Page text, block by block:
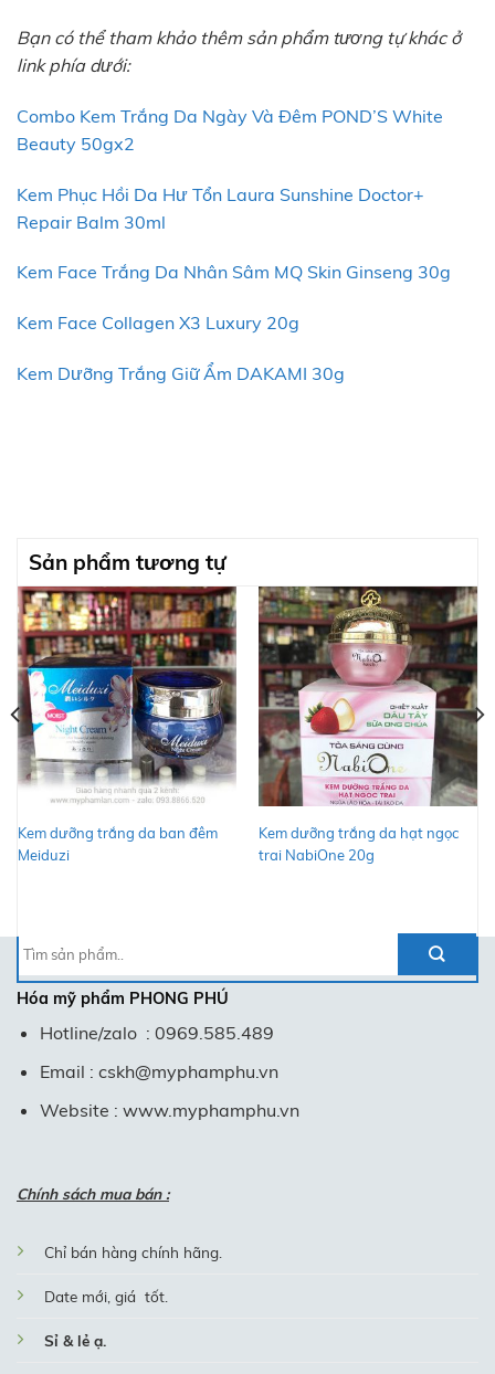
Bạn có thể tham khảo thêm sản phẩm tương tự khác ở
link phía dưới:
Combo Kem Trắng Da Ngày Và Đêm POND’S White
Beauty 50gx2
Kem Phục Hồi Da Hư Tổn Laura Sunshine Doctor+
Repair Balm 30ml
Kem Face Trắng Da Nhân Sâm MQ Skin Ginseng 30g
Kem Face Collagen X3 Luxury 20g
Kem Dưỡng Trắng Giữ Ẩm DAKAMI 30g
Sản phẩm tương tự
Kem dưỡng trắng da ban đêm
Meiduzi
Kem dưỡng trắng da hạt ngọc
trai NabiOne 20g
Tìm
kiếm:
Hóa mỹ phẩm PHONG PHÚ
Hotline/zalo : 0969.585.489
Email : cskh@myphamphu.vn
Website : www.myphamphu.vn
Chính sách mua bán :
Chỉ bán hàng chính hãng.
Date mới, giá tốt.
Sỉ & lẻ ạ.